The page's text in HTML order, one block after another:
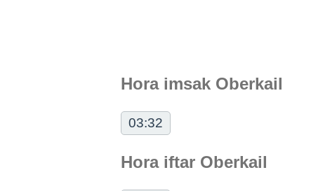
Hora imsak Oberkail
03:32
Hora iftar Oberkail